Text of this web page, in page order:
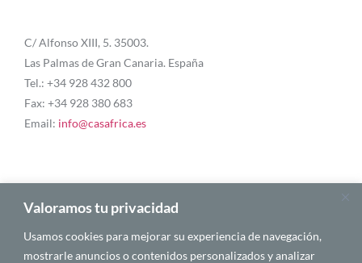
Valoramos tu privacidad
Usamos cookies para mejorar su experiencia de navegación,
mostrarle anuncios o contenidos personalizados y analizar
C/ Alfonso XIII, 5. 35003.
Las Palmas de Gran Canaria. España
Tel.: +34 928 432 800
Fax: +34 928 380 683
Email: info@casafrica.es
Blog
Quiénes somos